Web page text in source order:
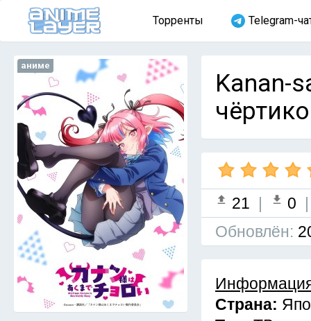
Торренты Telegram-
аниме
Kanan-
21 | 0
Обновлён:
Страна: